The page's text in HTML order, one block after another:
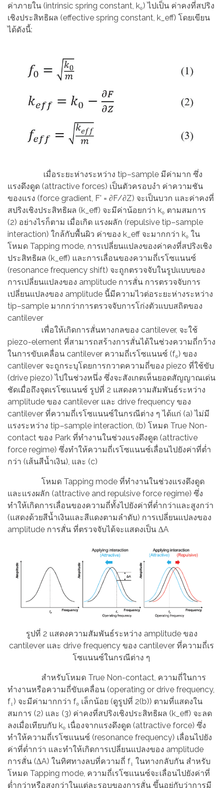
ค่าภายใน (intrinsic spring constant, k₀) ไปเป็น ค่าคงที่สปริง
เชิงประสิทธิผล (effective spring constant, k_eff) โดยเขียน
ได้ดังนี้:
เมื่อระยะห่างระหว่าง tip–sample มีค่ามาก ซึ่ง
แรงดึงดูด (attractive forces) เป็นตัวครอบงำ ค่าความชัน
ของแรง (force gradient, F' = ∂F/∂Z) จะเป็นบวก และค่าคงที่
สปริงเชิงประสิทธิผล (k_eff) จะมีค่าน้อยกว่า k₀ ตามสมการ
(2) อย่างไรก็ตาม เมื่อเกิด แรงผลัก (repulsive tip–sample
interaction) ใกล้กับพื้นผิว ค่าของ k_eff จะมากกว่า k₀ ใน
โหมด Tapping mode, การเปลี่ยนแปลงของค่าคงที่สปริงเชิง
ประสิทธิผล (k_eff) และการเลื่อนของความถี่เรโซแนนซ์
(resonance frequency shift) จะถูกตรวจจับในรูปแบบของ
การเปลี่ยนแปลงของ amplitude การสั่น การตรวจจับการ
เปลี่ยนแปลงของ amplitude นี้มีความไวต่อระยะห่างระหว่าง
tip–sample มากกว่าการตรวจจับการโก่งตัวแบบสถิตของ
cantilever
เพื่อให้เกิดการสั่นทางกลของ cantilever, จะใช้
piezo-element ที่สามารถสร้างการสั่นได้ในช่วงความถี่กว้าง
ในการขับเคลื่อน cantilever ความถี่เรโซแนนซ์ (f₀) ของ
cantilever จะถูกระบุโดยการกวาดความถี่ของ piezo ที่ใช้ขับ
(drive piezo) ไปในช่วงหนึ่ง ซึ่งจะสังเกตเห็นยอดสัญญาณเด่น
ชัดเมื่อถึงจุดเรโซแนนซ์ รูปที่ 2 แสดงความสัมพันธ์ระหว่าง
amplitude ของ cantilever และ drive frequency ของ
cantilever ที่ความถี่เรโซแนนซ์ในกรณีต่าง ๆ ได้แก่ (a) ไม่มี
แรงระหว่าง tip–sample interaction, (b) โหมด True Non-
contact ของ Park ที่ทำงานในช่วงแรงดึงดูด (attractive
force regime) ซึ่งทำให้ความถี่เรโซแนนซ์เลื่อนไปยังค่าที่ต่ำ
กว่า (เส้นสีน้ำเงิน), และ (c)
โหมด Tapping mode ที่ทำงานในช่วงแรงดึงดูด
และแรงผลัก (attractive and repulsive force regime) ซึ่ง
ทำให้เกิดการเลื่อนของความถี่ทั้งไปยังค่าที่ต่ำกว่าและสูงกว่า
(แสดงด้วยสีน้ำเงินและสีแดงตามลำดับ) การเปลี่ยนแปลงของ
amplitude การสั่น ที่ตรวจจับได้จะแสดงเป็น ΔA
รูปที่ 2 แสดงความสัมพันธ์ระหว่าง amplitude ของ
cantilever และ drive frequency ของ cantilever ที่ความถี่เร
โซแนนซ์ในกรณีต่าง ๆ
สำหรับโหมด True Non-contact, ความถี่ในการ
ทำงานหรือความถี่ขับเคลื่อน (operating or drive frequency,
f₁) จะมีค่ามากกว่า f₀ เล็กน้อย (ดูรูปที่ 2(b)) ตามที่แสดงใน
สมการ (2) และ (3) ค่าคงที่สปริงเชิงประสิทธิผล (k_eff) จะลด
ลงเมื่อเทียบกับ k₀ เนื่องจากแรงดึงดูด (attractive force) ซึ่ง
ทำให้ความถี่เรโซแนนซ์ (resonance frequency) เลื่อนไปยัง
ค่าที่ต่ำกว่า และทำให้เกิดการเปลี่ยนแปลงของ amplitude
การสั่น (ΔA) ในทิศทางลบที่ความถี่ f₁ ในทางกลับกัน สำหรับ
โหมด Tapping mode, ความถี่เรโซแนนซ์จะเลื่อนไปยังค่าที่
ต่ำกว่าหรือสูงกว่าในแต่ละรอบของการสั่น ขึ้นอยู่กับว่าการมี